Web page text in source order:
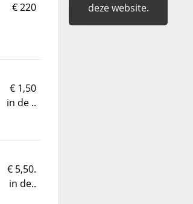
€ 220
€ 1,50
in de ..
€ 5,50.
in de..
deze website.